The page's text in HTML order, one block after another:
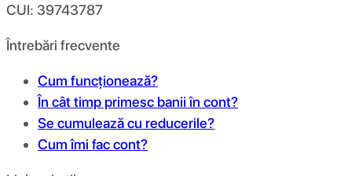
CUI: 39743787
Întrebări frecvente
Cum funcționează?
În cât timp primesc banii în cont?
Se cumulează cu reducerile?
Cum îmi fac cont?